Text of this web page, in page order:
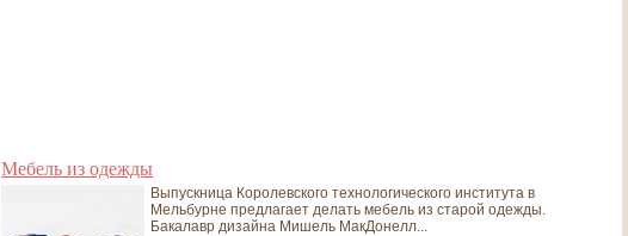
Мебель из одежды
Выпускница Королевского технологического института в
Мельбурне предлагает делать мебель из старой одежды.
Бакалавр дизайна Мишель МакДонелл...